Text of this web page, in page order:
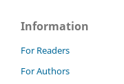
Information
For Readers
For Authors